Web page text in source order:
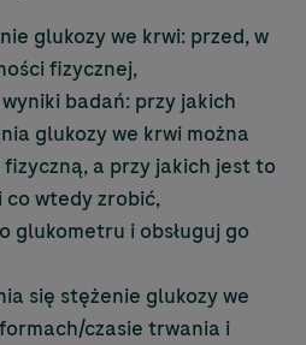
glukozy we krwi: przed, w
fizycznej,
badań: przy jakich
glukozy we krwi można
a przy jakich jest to
co wtedy zrobić,
glukometru i obsługuj go
się stężenie glukozy we
czasie trwania i